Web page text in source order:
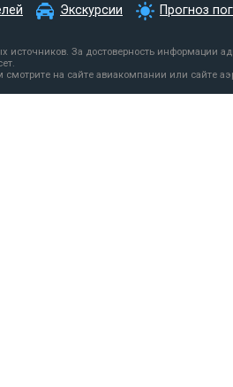
Экскурсии Прогноз
источников. За достоверность информации
на сайте авиакомпании или сайте